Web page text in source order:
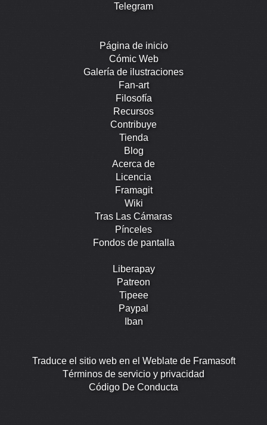
Telegram
Página de inicio
Cómic Web
Galería de ilustraciones
Fan-art
Filosofía
Recursos
Contribuye
Tienda
Blog
Acerca de
Licencia
Framagit
Wiki
Tras Las Cámaras
Pínceles
Fondos de pantalla
Liberapay
Patreon
Tipeee
Paypal
Iban
Traduce el sitio web en el Weblate de Framasoft
Términos de servicio y privacidad
Código De Conducta